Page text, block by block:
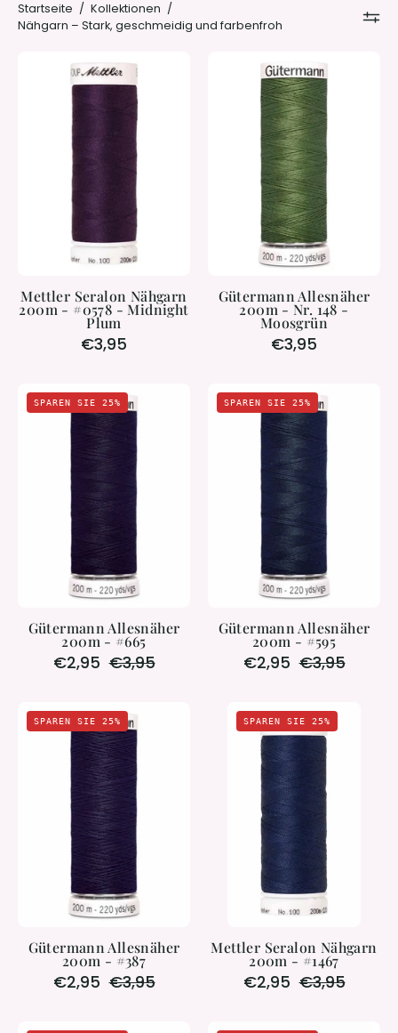
Startseite / Kollektionen /
Nähgarn – Stark, geschmeidig und farbenfroh
Mettler
Seralon
Nähgarn
200m
#0578
Midnight
Plum
Mettler Seralon Nähgarn
200m - #0578 - Midnight
Plum
€3,95
Gütermann
Allesnäher
200m
-
Nr.
148
-
Moosgrün
Gütermann Allesnäher
200m - Nr. 148 -
Moosgrün
€3,95
Gütermann
Allesnäher
200m
-
#665
SPAREN SIE 25%
Gütermann Allesnäher
200m - #665
€2,95 €3,95
Gütermann
Allesnäher
200m
-
#595
SPAREN SIE 25%
Gütermann Allesnäher
200m - #595
€2,95 €3,95
Gütermann
Allesnäher
200m
-
#387
SPAREN SIE 25%
Gütermann Allesnäher
200m - #387
€2,95 €3,95
Mettler
Seralon
Nähgarn
200m
#1467
SPAREN SIE 25%
Mettler Seralon Nähgarn
200m - #1467
€2,95 €3,95